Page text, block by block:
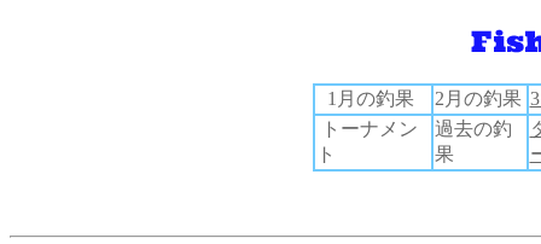
1月の釣果 2月の釣果
トーナメン
ト
過去の釣
果